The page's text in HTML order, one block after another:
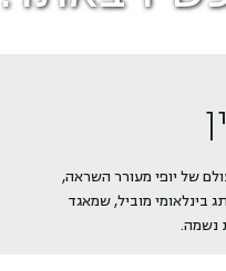
של יופי מעורר השראה,
מתמדת. מהתכשיט הראשון שמכרה בגיל 15 ועד למותג בינלאומי מוביל, שמאגד
נשמה.